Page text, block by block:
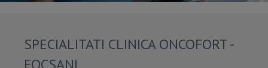
SPECIALITATI CLINICA ONCOFORT -
FOCSANI